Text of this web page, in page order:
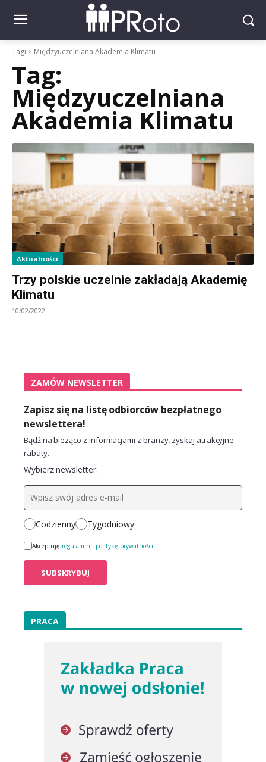
Tagi Międzyuczelniana Akademia Klimatu
Tag:
Międzyuczelniana
Akademia Klimatu
Aktualności
Trzy polskie uczelnie zakładają Akademię
Klimatu
10/02/2022
ZAMÓW NEWSLETTER
Zapisz się na listę odbiorców bezpłatnego
newslettera!
Bądź na bieżąco z informacjami z branży, zyskaj atrakcyjne
rabaty.
Wybierz newsletter:
Codzienny Tygodniowy
Akceptuję regulamin i politykę prywatności
PRACA